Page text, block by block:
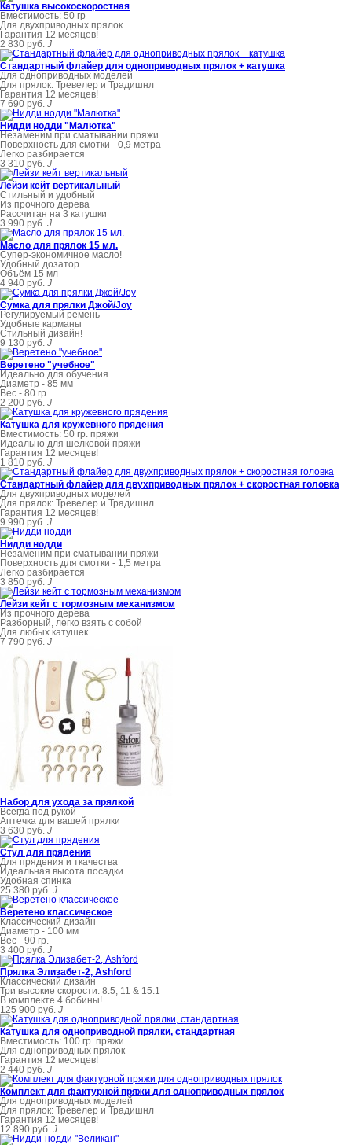
Катушка высокоскоростная
Вместимость: 50 гр
Для двухприводных прялок
Гарантия 12 месяцев!
2 830 руб. J
Стандартный флайер для одноприводных прялок + катушка
Для одноприводных моделей
Для прялок: Тревелер и Традишнл
Гарантия 12 месяцев!
7 690 руб. J
Нидди нодди "Малютка"
Незаменим при сматывании пряжи
Поверхность для смотки - 0,9 метра
Легко разбирается
3 310 руб. J
Лейзи кейт вертикальный
Стильный и удобный
Из прочного дерева
Рассчитан на 3 катушки
3 990 руб. J
Масло для прялок 15 мл.
Супер-экономичное масло!
Удобный дозатор
Объём 15 мл
4 940 руб. J
Сумка для прялки Джой/Joy
Регулируемый ремень
Удобные карманы
Стильный дизайн!
9 130 руб. J
Веретено "учебное"
Идеально для обучения
Диаметр - 85 мм
Вес - 80 гр.
2 200 руб. J
Катушка для кружевного прядения
Вместимость: 50 гр. пряжи
Идеально для шелковой пряжи
Гарантия 12 месяцев!
1 810 руб. J
Стандартный флайер для двухприводных прялок + скоростная головка
Для двухприводных моделей
Для прялок: Тревелер и Традишнл
Гарантия 12 месяцев!
9 990 руб. J
Нидди нодди
Незаменим при сматывании пряжи
Поверхность для смотки - 1,5 метра
Легко разбирается
3 850 руб. J
Лейзи кейт с тормозным механизмом
Из прочного дерева
Разборный, легко взять с собой
Для любых катушек
7 790 руб. J
Набор для ухода за прялкой
Всегда под рукой
Аптечка для вашей прялки
3 630 руб. J
Стул для прядения
Для прядения и ткачества
Идеальная высота посадки
Удобная спинка
25 380 руб. J
Веретено классическое
Классический дизайн
Диаметр - 100 мм
Вес - 90 гр.
3 400 руб. J
Прялка Элизабет-2, Ashford
Классический дизайн
Три высокие скорости: 8.5, 11 & 15:1
В комплекте 4 бобины!
125 900 руб. J
Катушка для одноприводной прялки, стандартная
Вместимость: 100 гр. пряжи
Для одноприводных прялок
Гарантия 12 месяцев!
2 440 руб. J
Комплект для фактурной пряжи для одноприводных прялок
Для одноприводных моделей
Для прялок: Тревелер и Традишнл
Гарантия 12 месяцев!
12 890 руб. J